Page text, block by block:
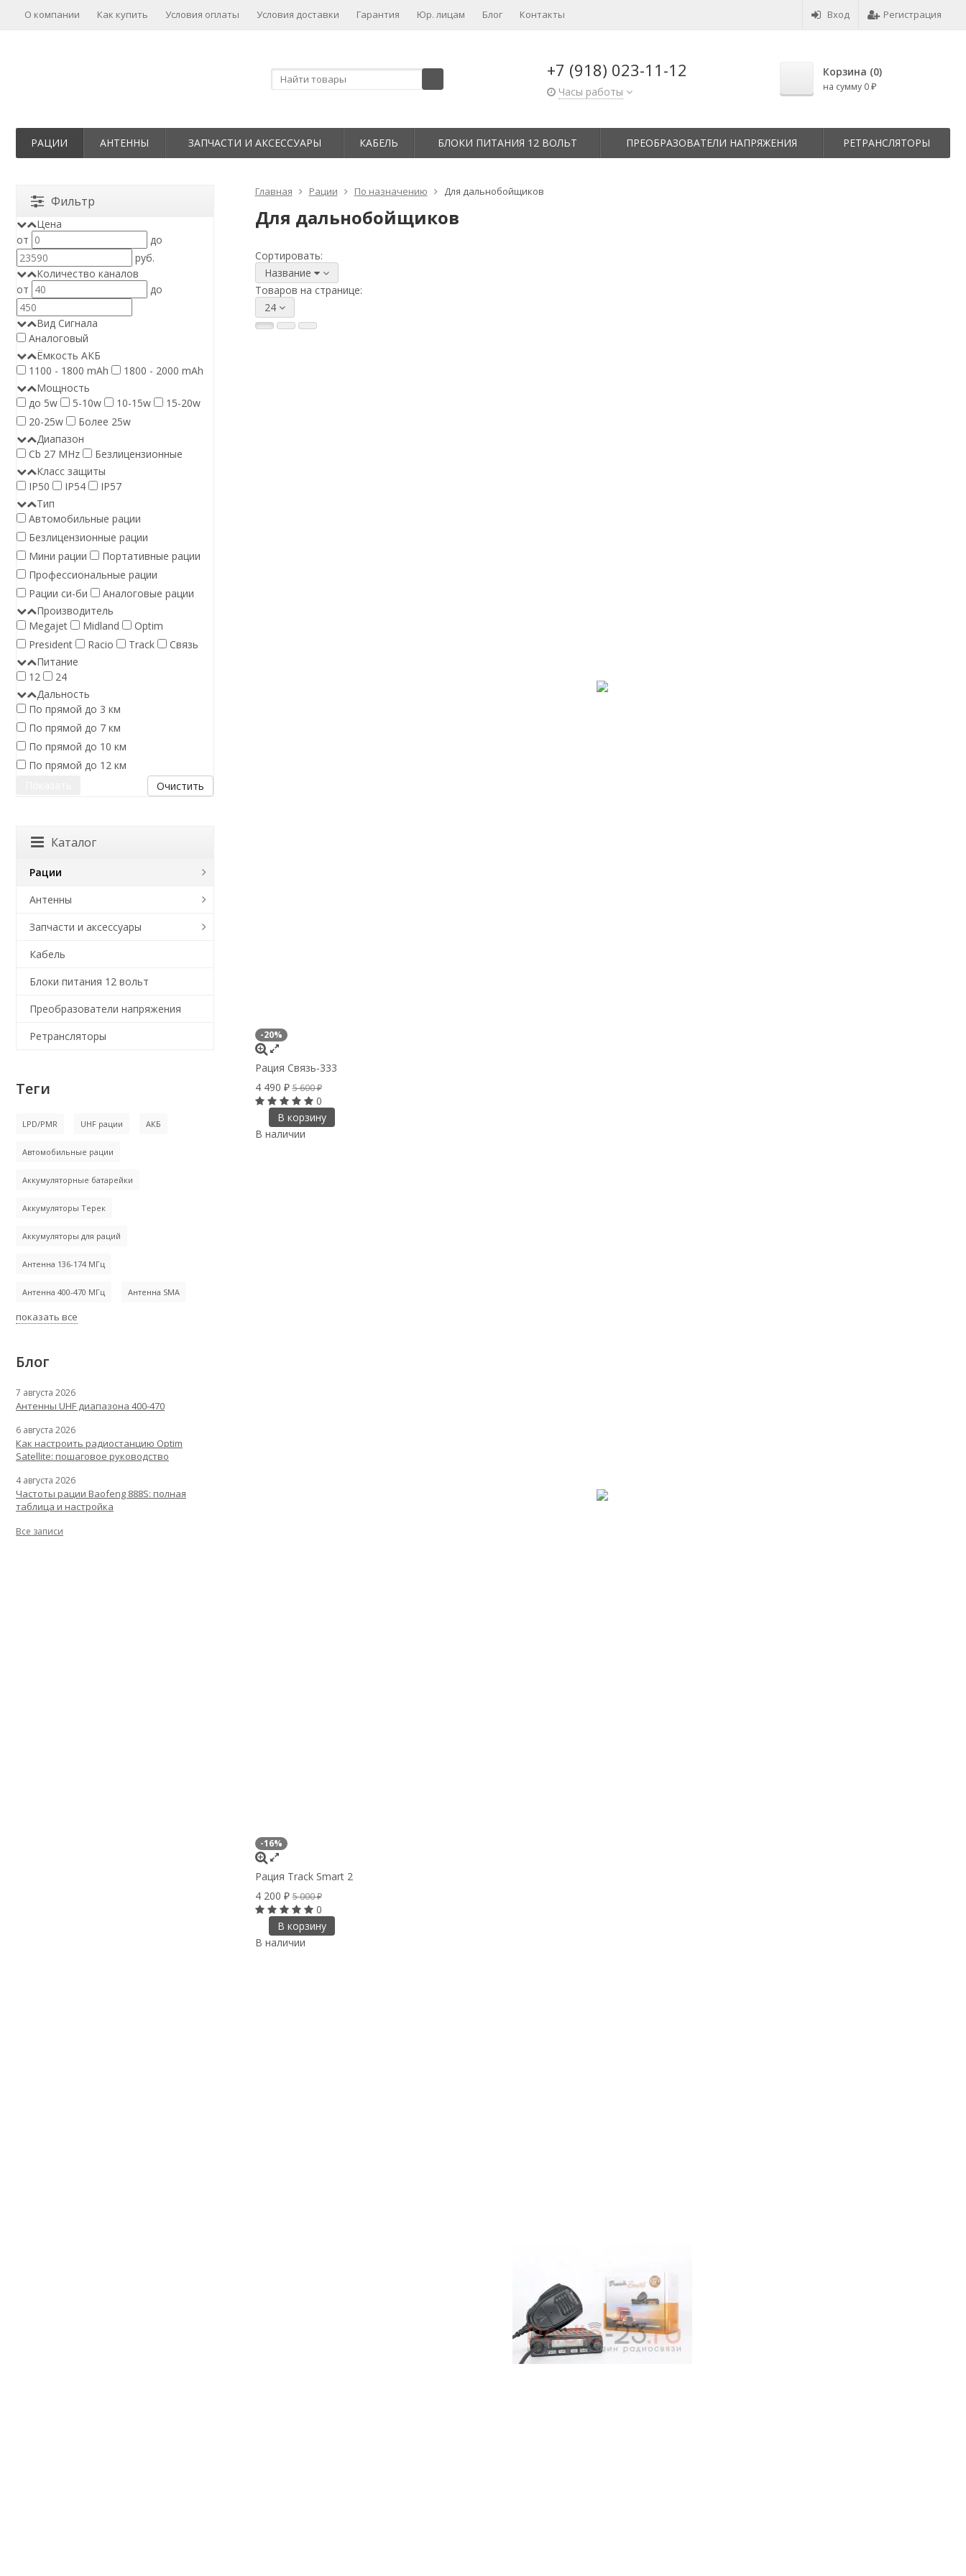
Вход Регистрация
О компании Как купить Условия оплаты Условия доставки Гарантия Юр. лицам​ Блог Контакты
+7 (918) 023-11-12
Часы работы
Корзина (0)
на сумму 0 ₽
РАЦИИ АНТЕННЫ ЗАПЧАСТИ И АКСЕССУАРЫ КАБЕЛЬ БЛОКИ ПИТАНИЯ 12 ВОЛЬТ ПРЕОБРАЗОВАТЕЛИ НАПРЯЖЕНИЯ РЕТРАНСЛЯТОРЫ
Главная Рации По назначению Для дальнобойщиков
Для дальнобойщиков
Сортировать:
Название
Товаров на странице:
24
-20%
Рация Связь-333
4 490 ₽ 5 600₽
0
В корзину
В наличии
-16%
Рация Track Smart 2
4 200 ₽ 5 000₽
0
В корзину
В наличии
Фильтр
Цена
от
до
руб.
Количество каналов
от
до
Вид Сигнала
Аналоговый
Ёмкость АКБ
1100 - 1800 mAh
1800 - 2000 mAh
Мощность
до 5w
5-10w 10-15w
15-20w
20-25w
Более 25w
Диапазон
Cb 27 MHz
Безлицензионные
Класс защиты
IP50
IP54
IP57
Тип
Автомобильные рации
Безлицензионные рации
Мини рации
Портативные рации
Профессиональные рации
Рации си-би
Аналоговые рации
Производитель
Megajet
Midland
Optim
President
Racio Track
Связь
Питание
12
24
Дальность
По прямой до 3 км
По прямой до 7 км
По прямой до 10 км
По прямой до 12 км
Очистить
Каталог
Рации
Антенны
Запчасти и аксессуары
Кабель
Блоки питания 12 вольт
Преобразователи напряжения
Ретрансляторы
Теги
LPD/PMR UHF рации АКБ
Автомобильные рации
Аккумуляторные батарейки
Аккумуляторы Терек
Аккумуляторы для раций
Антенна 136-174 МГц
Антенна 400-470 МГц Антенна SMA
показать все
Блог
7 августа 2026
Антенны UHF диапазона 400-470
6 августа 2026
Как настроить радиостанцию Optim
Satellite: пошаговое руководство
4 августа 2026
Частоты рации Baofeng 888S: полная
таблица и настройка
Все записи